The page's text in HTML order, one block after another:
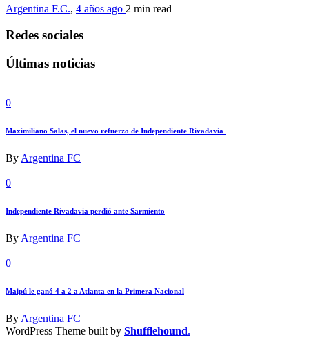
Argentina F.C., 4 años ago 2 min read
Redes sociales
Últimas noticias
0
Maximiliano Salas, el nuevo refuerzo de Independiente Rivadavia
By Argentina FC
0
Independiente Rivadavia perdió ante Sarmiento
By Argentina FC
0
Maipú le ganó 4 a 2 a Atlanta en la Primera Nacional
By Argentina FC
WordPress Theme built by Shufflehound.